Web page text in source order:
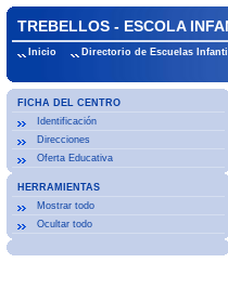
TREBELLOS - ESCOLA
Inicio Directorio de Escuelas
FICHA DEL CENTRO
Identificación
Direcciones
Oferta Educativa
HERRAMIENTAS
Mostrar todo
Ocultar todo